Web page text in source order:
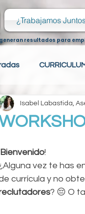
¿Trabajamos
resultados para
LABORAL
VIDA
Isabel Labastida,
Bienvenido!
vez te has
currícula y no
? 😔 O